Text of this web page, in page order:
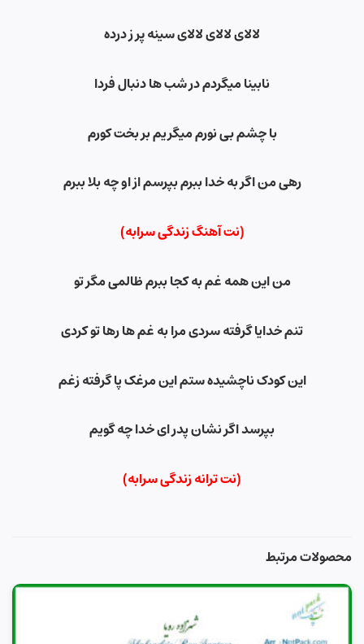
لالای لالای لالای سینه پر ز درده
نابینا میگردم در شب ها دنبال فردا
با چشم بی نورم میگریم بر بخت کورم
رهی من اگر به خدا ببرم بپرسم از او چه بلا ببرم
(نت آهنگ زندگی سرابه)
من این همه غم به کجا ببرم ظالمی مگر تو
تنم خدایا گرفته سردی مرا به غم ها رها تو کردی
این کودک ناچشیده ستم این مرغک پا گرفته زغم
بپرسد اگر نشان پدر ای خدا چه گویم
(نت ترانه زندگی سرابه)
محصولات مرتبط